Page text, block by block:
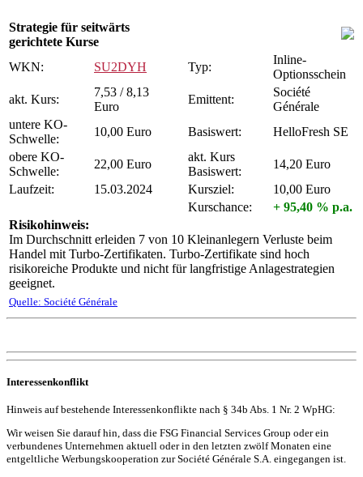
Strategie für seitwärts
gerichtete Kurse
WKN:
SU2DYH Typ:
Inline-
Optionsschein
akt. Kurs:
7,53 / 8,13
Euro
Emittent:
Société
Générale
untere KO-
Schwelle:
10,00 Euro Basiswert:
HelloFresh SE
obere KO-
Schwelle:
22,00 Euro
akt. Kurs
Basiswert:
14,20 Euro
Laufzeit:
15.03.2024 Kursziel:
10,00 Euro
Kurschance:
+ 95,40 % p.a.
Risikohinweis:
Im Durchschnitt erleiden 7 von 10 Kleinanlegern Verluste beim
Handel mit Turbo-Zertifikaten. Turbo-Zertifikate sind hoch
risikoreiche Produkte und nicht für langfristige Anlagestrategien
geeignet.
Quelle: Société Générale
Interessenkonflikt
Hinweis auf bestehende Interessenkonflikte nach § 34b Abs. 1 Nr. 2 WpHG:
Wir weisen Sie darauf hin, dass die FSG Financial Services Group oder ein
verbundenes Unternehmen aktuell oder in den letzten zwölf Monaten eine
entgeltliche Werbungskooperation zur Société Générale S.A. eingegangen ist.